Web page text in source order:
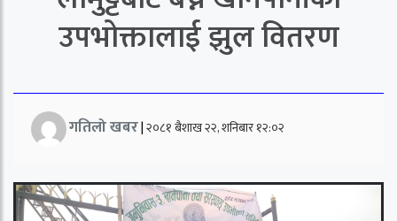
उपभोक्तालाई झुल वितरण
गतिलो खबर|२०८१ बैशाख २२, शनिबार १२:०२